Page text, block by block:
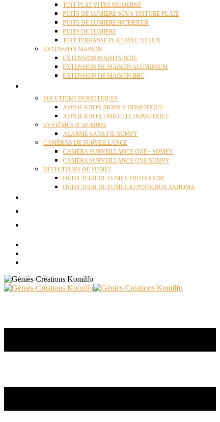
TOIT PLAT VITRE MODERNE
PUITS DE LUMIERE SOUS TOITURE PLATE
PUITS DE LUMIERE INTERIEUR
PUITS DE LUMIERE
TOIT TERRASSE PLAT AVEC VELUX
EXTENSION MAISON
EXTENSION MAISON BOIS
EXTENSION DE MAISON ALUMINIUM
EXTENSION DE MAISON BBC
SOLUTIONS DOMOTIQUES
APPLICATION MOBILE DOMOTIQUE
APPLICATION TABLETTE DOMOTIQUE
SYSTÈMES D’ALARME
ALARME SANS FIL SOMFY
CAMÉRAS DE SURVEILLANCE
CAMÉRA SURVEILLANCE ONE+ SOMFY
CAMÉRA SURVEILLANCE ONE SOMFY
DÉTECTEURS DE FUMÉE
DÉTECTEUR DE FUMÉE PROTEXIOM
DÉTECTEUR DE FUMÉE IO POUR BOX TAHOMA